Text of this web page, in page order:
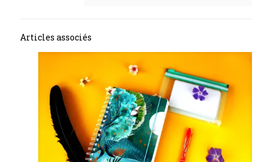
Articles associés